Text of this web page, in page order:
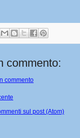
commento:
commento
sul post (Atom)